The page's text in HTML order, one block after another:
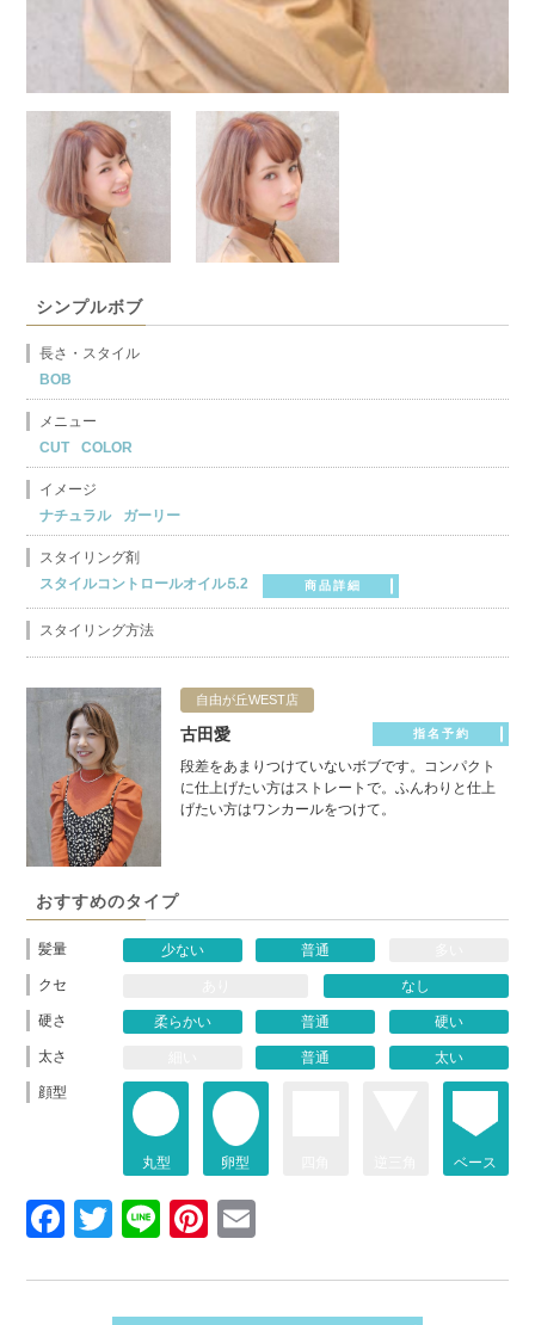
シンプルボブ
長さ・スタイル
BOB
メニュー
CUT
COLOR
イメージ
ナチュラル
ガーリー
スタイリング剤
スタイルコントロールオイル⒌2
商品詳細
スタイリング方法
自由が丘WEST店
古田愛 指名予約
段差をあまりつけていないボブです。コンパクト
に仕上げたい方はストレートで。ふんわりと仕上
げたい方はワンカールをつけて。
おすすめのタイプ
髪量 少ない 普通
クセ なし
硬さ 柔らかい 普通 硬い
太さ 普通 太い
顔型
丸型 卵型 ベース
Facebook
Twitter
LinePinterest